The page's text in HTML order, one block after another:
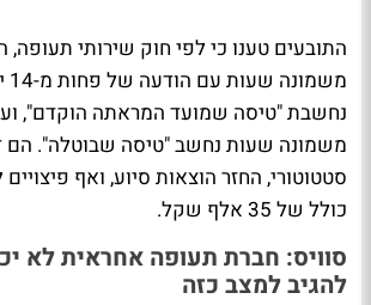
התובעים טענו כי לפי חוק שירותי
נחשבת "טיסה שמועד המראתה הוקדם",
משמונה שעות נחשב "טיסה שבוטלה". הם
סטטוטורי, החזר הוצאות סיוע, ואף
כולל של 35 אלף שקל.
סוויס: חברת תעופה אחראית לא
להגיב למצב כזה